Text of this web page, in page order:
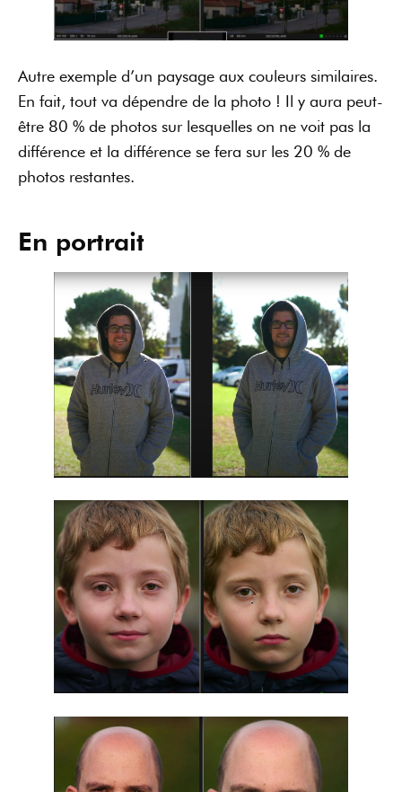
Autre exemple d’un paysage aux couleurs similaires.
En fait, tout va dépendre de la photo ! Il y aura peut-
être 80 % de photos sur lesquelles on ne voit pas la
différence et la différence se fera sur les 20 % de
photos restantes.
En portrait